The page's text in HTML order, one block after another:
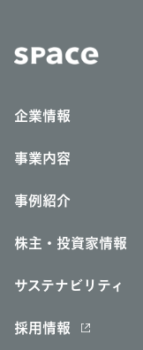
企業情報
事業内容
事例紹介
株主・投資家情報
サステナビリティ
採用情報